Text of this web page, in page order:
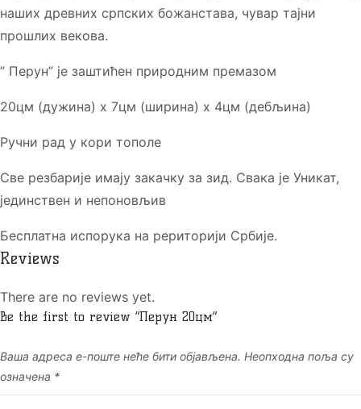
наших древних српских божанстава, чувар тајни
прошлих векова.
” Перун” је заштићен природним премазом
20цм (дужина) х 7цм (ширина) х 4цм (дебљина)
Ручни рад у кори тополе
Све резбарије имају закачку за зид. Свака је Уникат,
јединствен и непоновљив
Бесплатна испорука на рериторији Србије.
Reviews
There are no reviews yet.
Be the first to review “Перун 20цм”
Ваша адреса е-поште неће бити објављена. Неопходна поља су
означена *